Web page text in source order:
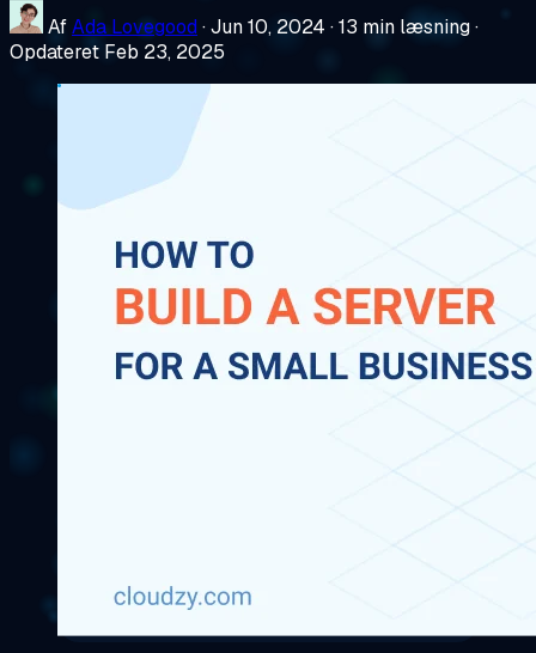
AfAda Lovegood ·Jun 10, 2024 ·13 min læsning·
Opdateret Feb 23, 2025